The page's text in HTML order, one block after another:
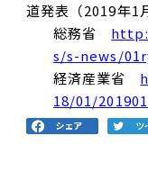
道発表（2019年1
総務省
s/s-news/
経済産業省
18/01/